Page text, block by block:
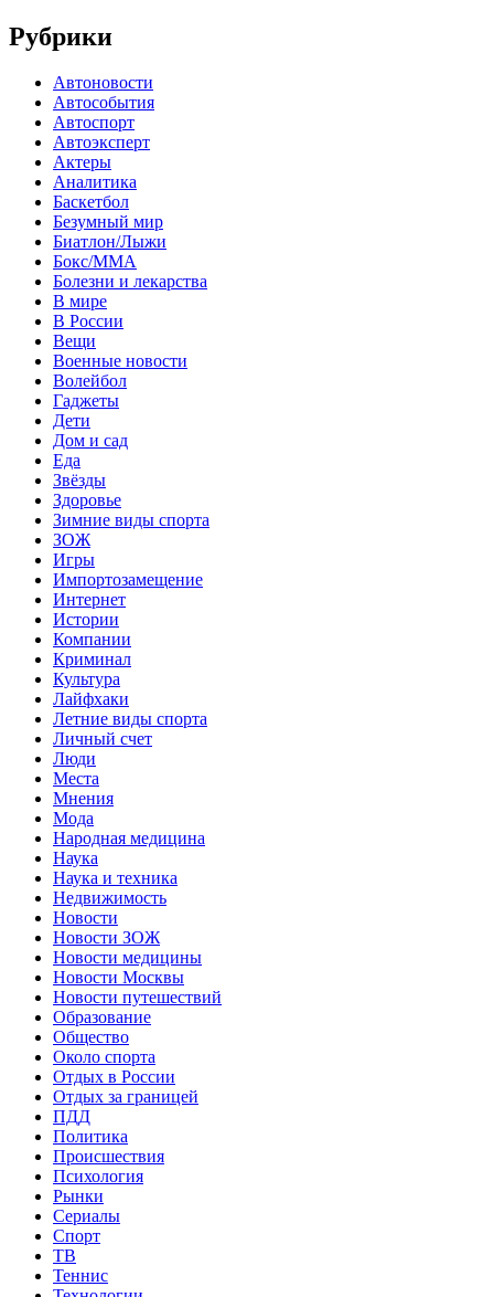
Рубрики
Автоновости
Автособытия
Автоспорт
Автоэксперт
Актеры
Аналитика
Баскетбол
Безумный мир
Биатлон/Лыжи
Бокс/MMA
Болезни и лекарства
В мире
В России
Вещи
Военные новости
Волейбол
Гаджеты
Дети
Дом и сад
Еда
Звёзды
Здоровье
Зимние виды спорта
ЗОЖ
Игры
Импортозамещение
Интернет
Истории
Компании
Криминал
Культура
Лайфхаки
Летние виды спорта
Личный счет
Люди
Места
Мнения
Мода
Народная медицина
Наука
Наука и техника
Недвижимость
Новости
Новости ЗОЖ
Новости медицины
Новости Москвы
Новости путешествий
Образование
Общество
Около спорта
Отдых в России
Отдых за границей
ПДД
Политика
Происшествия
Психология
Рынки
Сериалы
Спорт
ТВ
Теннис